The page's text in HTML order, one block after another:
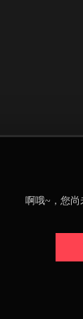
啊哦~，您